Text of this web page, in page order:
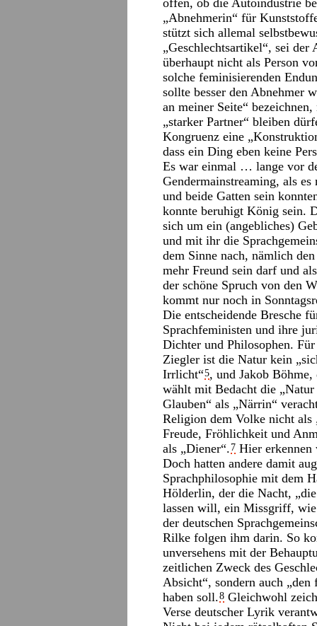
offen, ob die Autoindustrie
„Abnehmerin“ für
stützt sich allemal
„Geschlechtsartikel“, sei der
überhaupt nicht als Person
solche feminisierenden
sollte besser den Abnehmer
an meiner Seite“
„starker Partner“ bleiben
Kongruenz eine
dass ein Ding eben keine
Es war einmal … lange vor
Gendermainstreaming, als
und beide Gatten sein
konnte beruhigt König sein.
sich um ein (angebliches)
und mit ihr die
dem Sinne nach, nämlich
mehr Freund sein darf und
der schöne Spruch von den
kommt nur noch in
Die entscheidende Bresche
Sprachfeministen und ihre
Dichter und Philosophen.
Ziegler ist die Natur kein
Irrlicht“5, und Jakob
wählt mit Bedacht die
Glauben“ als „Närrin“
Religion dem Volke nicht als
Freude, Fröhlichkeit und
als „Diener“. 7 Hier erkennen
Doch hatten andere damit
Sprachphilosophie mit dem
Hölderlin, der die Nacht,
lassen will, ein Missgriff,
der deutschen
Rilke folgen ihm darin. So
unversehens mit der
zeitlichen Zweck des
Absicht“, sondern auch
haben soll.8 Gleichwohl
Verse deutscher Lyrik